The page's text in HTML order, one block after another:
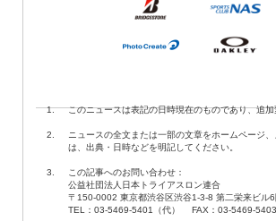
1. このニュースは表記の日時現在のものであり、追
2.
ニュースの全文または一部の文章をホームページ
は、出典・日時などを明記してください。
3.
この記事へのお問い合わせ：
公益社団法人日本トライアスロン連合
〒150-0002 東京都渋谷区渋谷1-3-8 第二栄来ビル
TEL：03-5469-5401（代） FAX：03-5469-